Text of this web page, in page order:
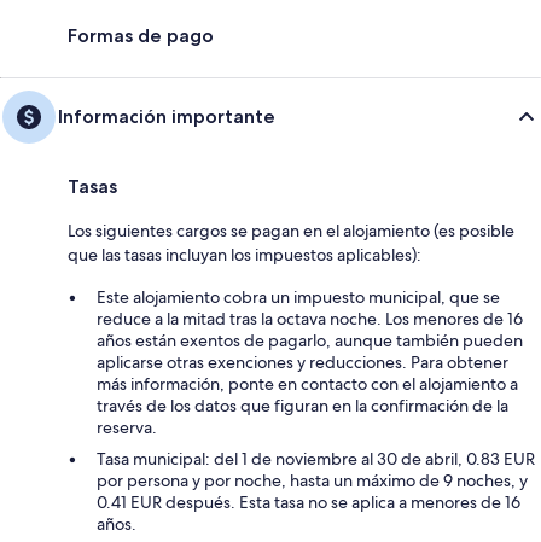
Formas de pago
Información importante
Tasas
Los siguientes cargos se pagan en el alojamiento (es posible
que las tasas incluyan los impuestos aplicables):
Este alojamiento cobra un impuesto municipal, que se
reduce a la mitad tras la octava noche. Los menores de 16
años están exentos de pagarlo, aunque también pueden
aplicarse otras exenciones y reducciones. Para obtener
más información, ponte en contacto con el alojamiento a
través de los datos que figuran en la confirmación de la
reserva.
Tasa municipal: del 1 de noviembre al 30 de abril, 0.83 EUR
por persona y por noche, hasta un máximo de 9 noches, y
0.41 EUR después. Esta tasa no se aplica a menores de 16
años.